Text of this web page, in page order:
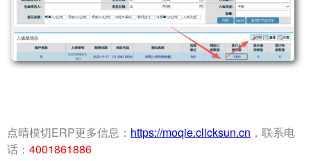
点晴模切ERP更多信息： https://moqie.clicksun.cn ，联系电
话： 4001861886